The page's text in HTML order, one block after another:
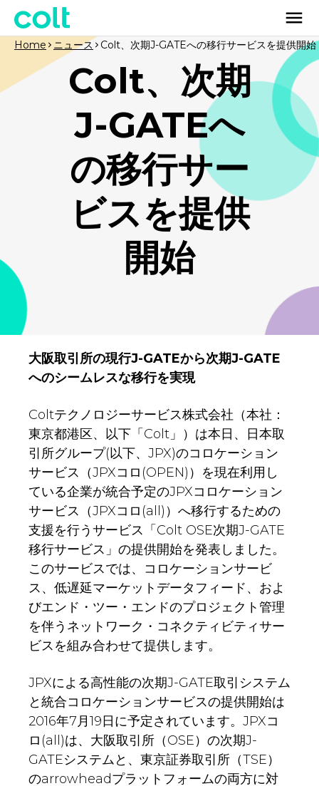
Colt、次期
J-GATEへ
の移行サー
ビスを提供
開始
Home ニュース Colt、次期J-GATEへの移行サービスを提供開始
大阪取引所の現行J-GATEから次期J-GATE
へのシームレスな移行を実現
Coltテクノロジーサービス株式会社（本社：
東京都港区、以下「Colt」）は本日、日本取
引所グループ(以下、JPX)のコロケーション
サービス（JPXコロ(OPEN)）を現在利用し
ている企業が統合予定のJPXコロケーション
サービス（JPXコロ(all)）へ移行するための
支援を行うサービス「Colt OSE次期J-GATE
移行サービス」の提供開始を発表しました。
このサービスでは、コロケーションサービ
ス、低遅延マーケットデータフィード、およ
びエンド・ツー・エンドのプロジェクト管理
を伴うネットワーク・コネクティビティサー
ビスを組み合わせて提供します。
JPXによる高性能の次期J-GATE取引システム
と統合コロケーションサービスの提供開始は
2016年7月19日に予定されています。JPXコ
ロ(all)は、大阪取引所（OSE）の次期J-
GATEシステムと、東京証券取引所（TSE）
のarrowheadプラットフォームの両方に対